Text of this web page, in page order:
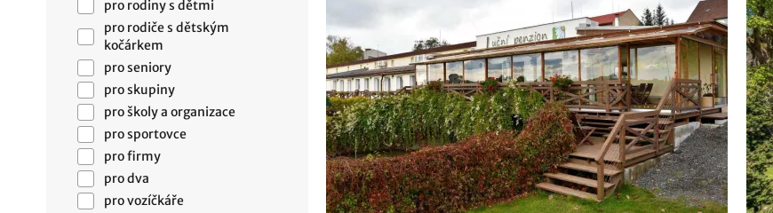
pro rodiny s dětmi
pro rodiče s dětským
kočárkem
pro seniory
pro skupiny
pro školy a organizace
pro sportovce
pro firmy
pro dva
pro vozíčkáře